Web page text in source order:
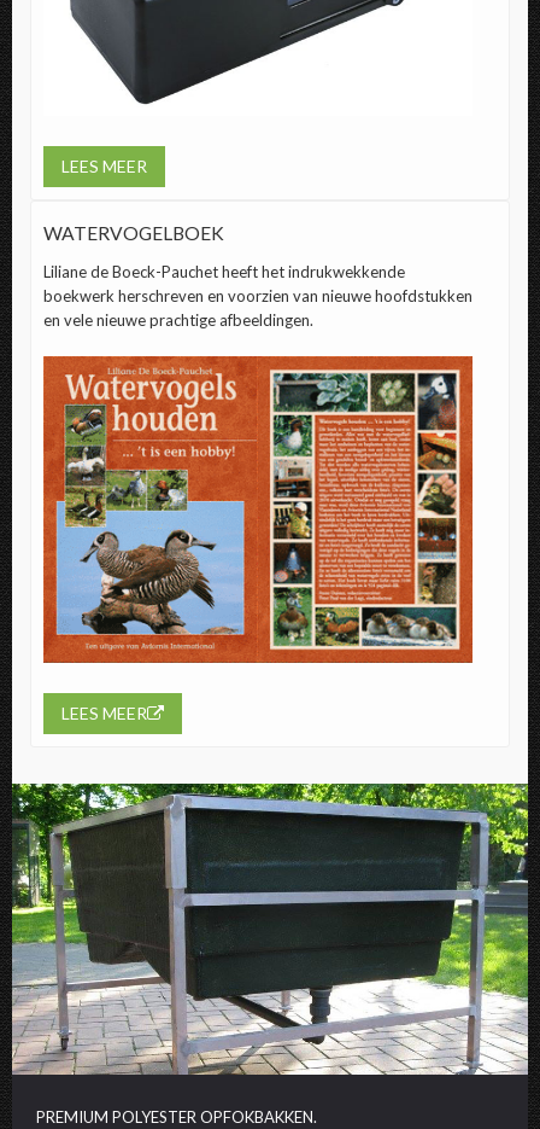
LEES MEER
WATERVOGELBOEK
Liliane de Boeck-Pauchet heeft het indrukwekkende
boekwerk herschreven en voorzien van nieuwe hoofdstukken
en vele nieuwe prachtige afbeeldingen.
LEES MEER
PREMIUM POLYESTER OPFOKBAKKEN.